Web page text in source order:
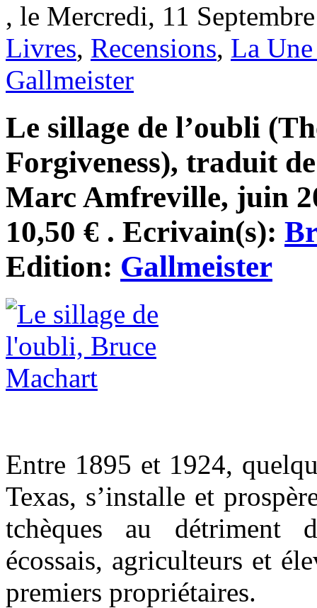
, le Mercredi, 11
Livres, Recensions, La
Gallmeister
Le sillage de l’oubli
Forgiveness), traduit
Marc Amfreville, juin
10,50 € . Ecrivain(s):
Edition: Gallmeister
Entre 1895 et 1924,
Texas, s’installe et
tchèques au détriment
écossais, agriculteurs et
premiers propriétaires.